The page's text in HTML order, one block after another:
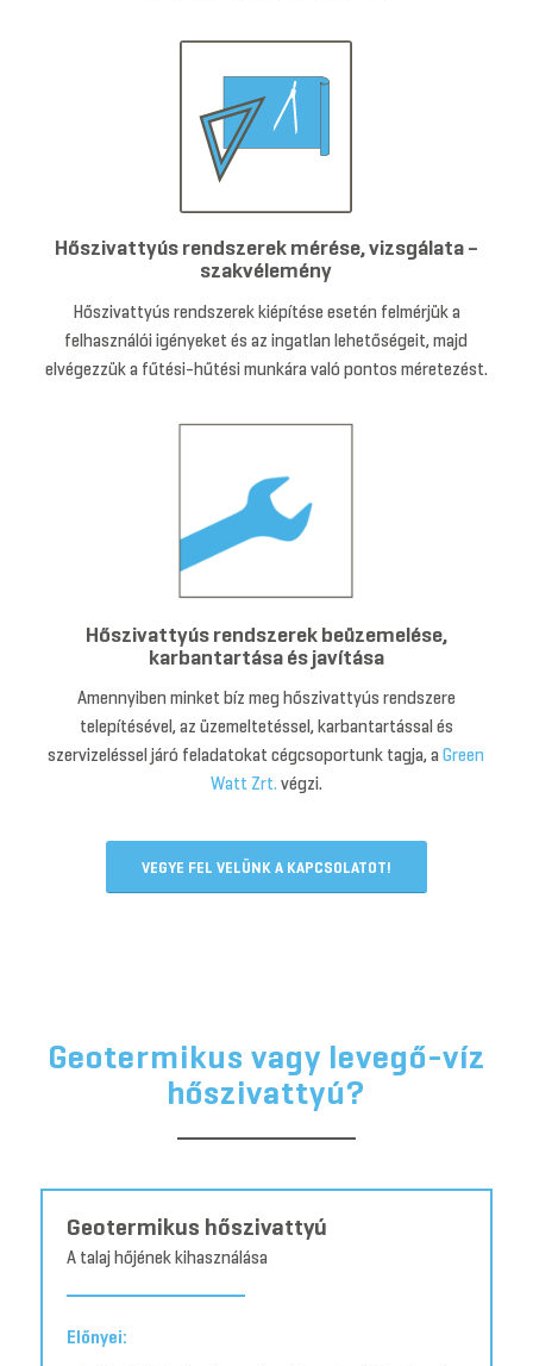
Hőszivattyús rendszerek mérése, vizsgálata –
szakvélemény
Hőszivattyús rendszerek kiépítése esetén felmérjük a
felhasználói igényeket és az ingatlan lehetőségeit, majd
elvégezzük a fűtési-hűtési munkára való pontos méretezést.
Hőszivattyús rendszerek beüzemelése,
karbantartása és javítása
Amennyiben minket bíz meg hőszivattyús rendszere
telepítésével, az üzemeltetéssel, karbantartással és
szervizeléssel járó feladatokat cégcsoportunk tagja, aGreen
Watt Zrt. végzi.
VEGYE FEL VELÜNK A KAPCSOLATOT!
Geotermikus vagy levegő-víz
hőszivattyú?
Geotermikus hőszivattyú
A talaj hőjének kihasználása
Előnyei: